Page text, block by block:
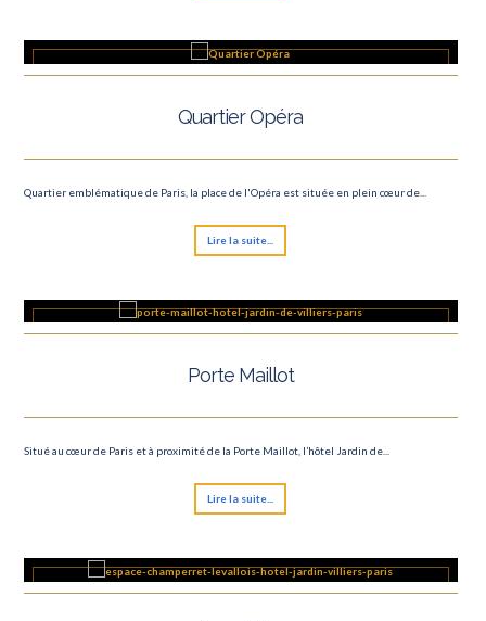
Quartier Opéra
Quartier emblématique de Paris, la place de l'Opéra est située en plein cœur de...
Lire la suite...
Porte Maillot
Situé au cœur de Paris et à proximité de la Porte Maillot, l’hôtel Jardin de...
Lire la suite...